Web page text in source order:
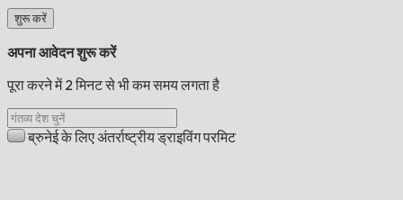
शुरू करें
अपना आवेदन शुरू करें
पूरा करने में 2 मिनट से भी कम समय लगता है
ब्रुनेई के लिए अंतर्राष्ट्रीय ड्राइविंग परमिट